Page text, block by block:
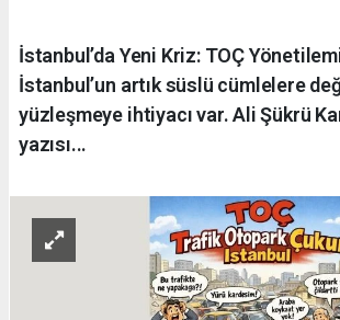
İstanbul’da Yeni Kriz: TOÇ
İstanbul’un artık süslü cümlelere
yüzleşmeye ihtiyacı var. Ali Şükrü
yazısı...